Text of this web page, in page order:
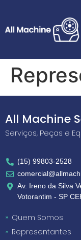
All Machine
Serviços, Peças e
(15) 99803-2528
Av. Ireno da Silva
Votorantim - SP
Quem Somos
Representantes